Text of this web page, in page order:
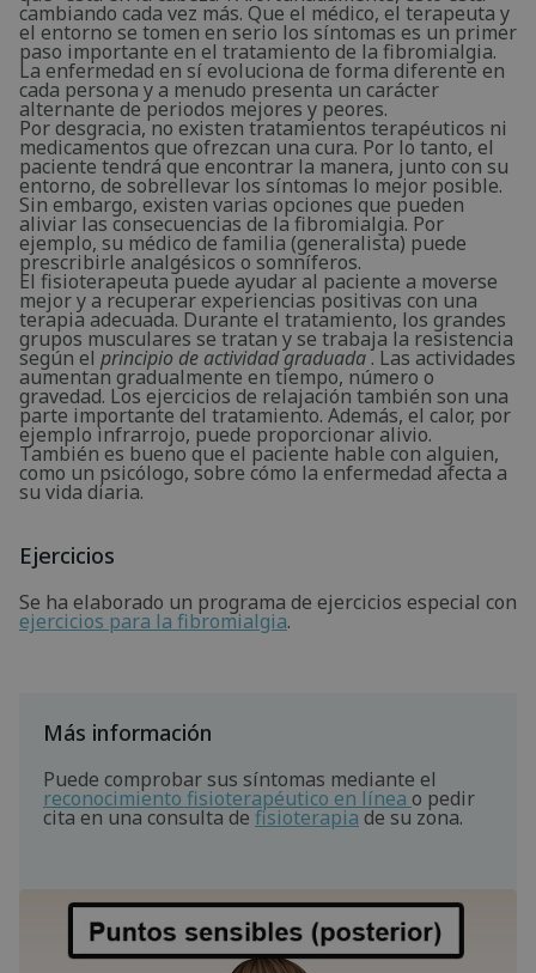
cambiando cada vez más. Que el médico, el terapeuta y
el entorno se tomen en serio los síntomas es un primer
paso importante en el tratamiento de la fibromialgia.
La enfermedad en sí evoluciona de forma diferente en
cada persona y a menudo presenta un carácter
alternante de periodos mejores y peores.
Por desgracia, no existen tratamientos terapéuticos ni
medicamentos que ofrezcan una cura. Por lo tanto, el
paciente tendrá que encontrar la manera, junto con su
entorno, de sobrellevar los síntomas lo mejor posible.
Sin embargo, existen varias opciones que pueden
aliviar las consecuencias de la fibromialgia. Por
ejemplo, su médico de familia (generalista) puede
prescribirle analgésicos o somníferos.
El fisioterapeuta puede ayudar al paciente a moverse
mejor y a recuperar experiencias positivas con una
terapia adecuada. Durante el tratamiento, los grandes
grupos musculares se tratan y se trabaja la resistencia
según el principio de actividad graduada. Las actividades
aumentan gradualmente en tiempo, número o
gravedad. Los ejercicios de relajación también son una
parte importante del tratamiento. Además, el calor, por
ejemplo infrarrojo, puede proporcionar alivio.
También es bueno que el paciente hable con alguien,
como un psicólogo, sobre cómo la enfermedad afecta a
su vida diaria.
Ejercicios
Se ha elaborado un programa de ejercicios especial con
ejercicios para la fibromialgia.
Más información
Puede comprobar sus síntomas mediante el
reconocimiento fisioterapéutico en línea o pedir
cita en una consulta de fisioterapia de su zona.